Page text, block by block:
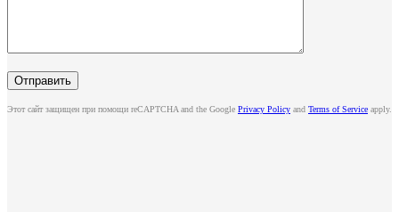
Этот сайт защищен при помощи reCAPTCHA and the Google Privacy Policy and Terms of Service apply.